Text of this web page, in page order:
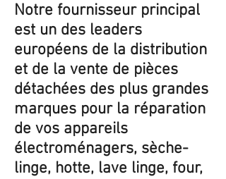
Notre fournisseur principal
est un des leaders
européens de la distribution
et de la vente de pièces
détachées des plus grandes
marques pour la réparation
de vos appareils
électroménagers, sèche-
linge, hotte, lave linge, four,